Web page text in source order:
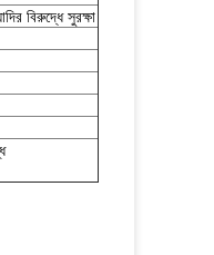
বিরুদ্ধে সুরক্ষা